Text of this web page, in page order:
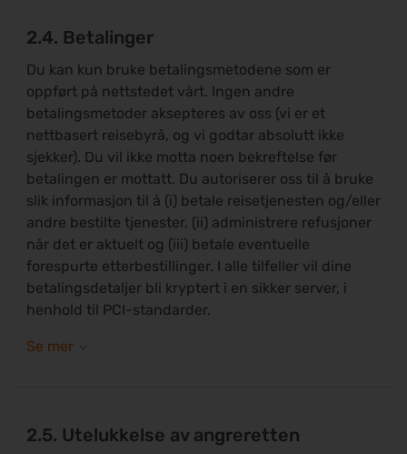
2.4. Betalinger
Du kan kun bruke betalingsmetodene som er
oppført på nettstedet vårt. Ingen andre
betalingsmetoder aksepteres av oss (vi er et
nettbasert reisebyrå, og vi godtar absolutt ikke
sjekker). Du vil ikke motta noen bekreftelse før
betalingen er mottatt. Du autoriserer oss til å bruke
slik informasjon til å (i) betale reisetjenesten og/eller
andre bestilte tjenester, (ii) administrere refusjoner
når det er aktuelt og (iii) betale eventuelle
forespurte etterbestillinger. I alle tilfeller vil dine
betalingsdetaljer bli kryptert i en sikker server, i
henhold til PCI-standarder.
2.5. Utelukkelse av angreretten